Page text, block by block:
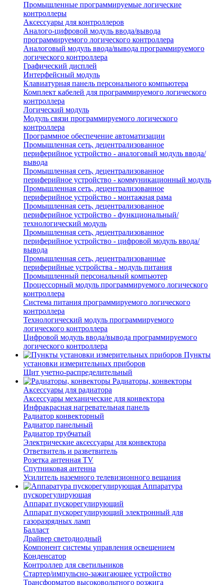
Промышленные программируемые логические
контроллеры
Аксессуары для контроллеров
Аналого-цифровой модуль ввода/вывода
программируемого логического контроллера
Аналоговый модуль ввода/вывода программируемого
логического контроллера
Графический дисплей
Интерфейсный модуль
Клавиатурная панель персонального компьютера
Комплект кабелей для программируемого логического
контроллера
Логический модуль
Модуль связи программируемого логического
контроллера
Программное обеспечение автоматизации
Промышленная сеть, децентрализованное
периферийное устройство - аналоговый модуль ввода/
вывода
Промышленная сеть, децентрализованное
периферийное устройство - коммуникационный модуль
Промышленная сеть, децентрализованное
периферийное устройство - монтажная рама
Промышленная сеть, децентрализованное
периферийное устройство - функциональный/
технологический модуль
Промышленная сеть, децентрализованное
периферийное устройство - цифровой модуль ввода/
вывода
Промышленная сеть, децентрализованные
периферийные устройства - модуль питания
Промышленный персональный компьютер
Процессорный модуль программируемого логического
контроллера
Система питания программируемого логического
контроллера
Технологический модуль программируемого
логического контроллера
Цифровой модуль ввода/вывода программируемого
логического контроллера
Пункты
установки измерительных приборов
Щит учетно-распределительный
Радиаторы, конвекторы
Аксессуары для радиатора
Аксессуары механические для конвектора
Инфракрасная нагревательная панель
Радиатор конвекторный
Радиатор панельный
Радиатор трубчатый
Электрические аксессуары для конвектора
Ответвитель и разветвитель
Розетка антенная TV
Спутниковая антенна
Усилитель наземного телевизионного вещания
Аппаратура
пускорегулирующая
Аппарат пускорегулирующий
Аппарат пускорегулирующий электронный для
газоразрядных ламп
Балласт
Драйвер светодиодный
Компонент системы управления освещением
Конденсатор
Контроллер для светильников
Стартер/импульсно-зажигающее устройство
Трансформатор высоковольтного розжига